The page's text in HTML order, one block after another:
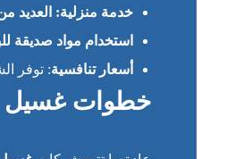
خدمة منزلية: العديد
استخدام مواد صديقة
أسعار تنافسية: توفر
خطوات غسيل